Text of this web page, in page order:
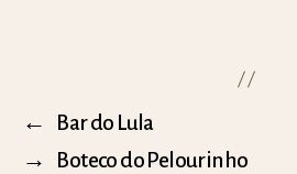
←
Bar do Lula
→
Boteco do Pelourinho